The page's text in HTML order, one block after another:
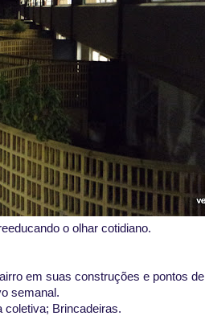
o olhar cotidiano.
em suas construções e pontos de
semanal.
coletiva; Brincadeiras.